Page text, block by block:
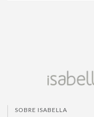
SOBRE ISABELLA